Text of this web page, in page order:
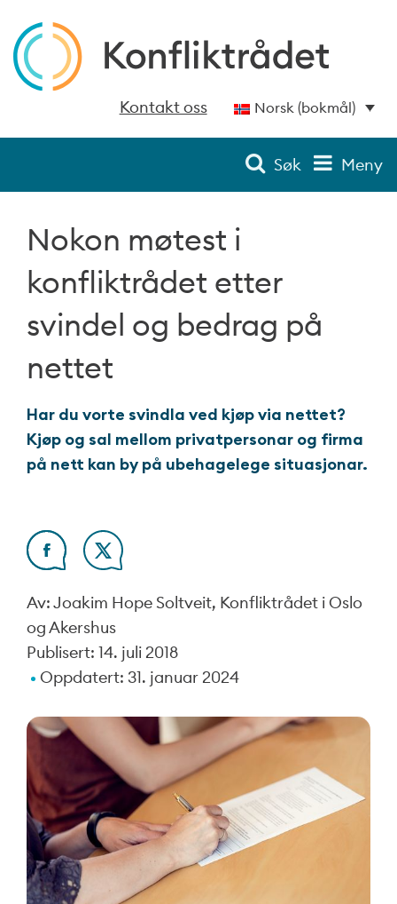
Kontakt oss Norsk (bokmål)
Søk Meny
Nokon møtest i
konfliktrådet etter
svindel og bedrag på
nettet
Har du vorte svindla ved kjøp via nettet?
Kjøp og sal mellom privatpersonar og firma
på nett kan by på ubehagelege situasjonar.
Av: Joakim Hope Soltveit, Konfliktrådet i Oslo
og Akershus
Publisert: 14. juli 2018
Oppdatert: 31. januar 2024